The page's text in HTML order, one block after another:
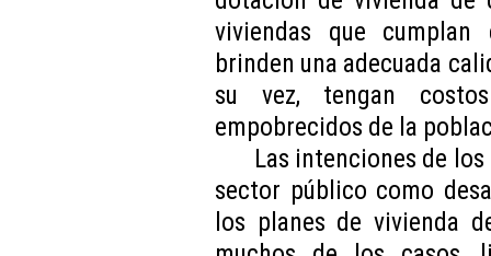
viviendas que
brinden una adecuada
su vez, tengan
empobrecidos de la
Las intenciones de
sector público como
los planes de vivienda